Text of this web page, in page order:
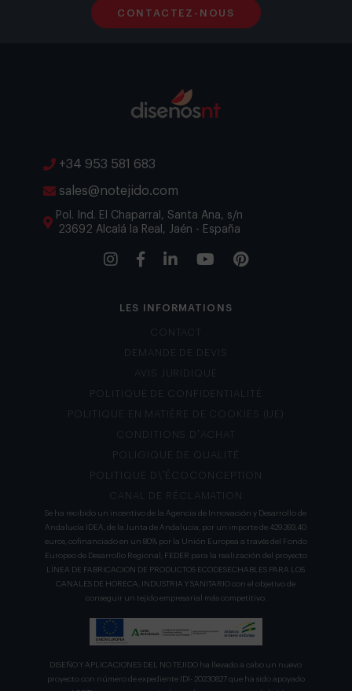
CONTACTEZ-NOUS
+34 953 581 683
sales@notejido.com
Pol. Ind. El Chaparral, Santa Ana, s/n
23692 Alcalá la Real, Jaén - España
LES INFORMATIONS
CONTACT
DEMANDE DE DEVIS
AVIS JURIDIQUE
POLITIQUE DE CONFIDENTIALITÉ
POLITIQUE EN MATIÈRE DE COOKIES (UE)
CONDITIONS D’ACHAT
POLIGIQUE DE QUALITÉ
POLITIQUE D\’ÉCOCONCEPTION
CANAL DE RÉCLAMATION
Se ha recibido un incentivo de la Agencia de Innovación y Desarrollo de
Andalucía IDEA, de la Junta de Andalucía, por un importe de 429.393,40
euros, cofinanciado en un 80% por la Unión Europea a través del Fondo
Europeo de Desarrollo Regional, FEDER para la realización del proyecto
LÍNEA DE FABRICACION DE PRODUCTOS ECODESECHABLES PARA LOS
CANALES DE HORECA, INDUSTRIA Y SANITARIO con el objetivo de
conseguir un tejido empresarial más competitivo.
DISEÑO Y APLICACIONES DEL NO TEJIDO ha llevado a cabo un nuevo
proyecto con número de expediente IDI- 20230827 que ha sido apoyado